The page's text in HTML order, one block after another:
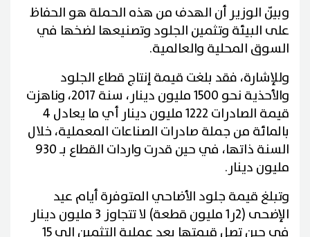
وبيّن الوزير أن الهدف من هذه الحملة هو الحفاظ
على البيئة وتثمين الجلود وتصنيعها لضخها في
السوق المحلية والعالمية.
وللإشارة، فقد بلغت قيمة إنتاج قطاع الجلود
والأحذية نحو 1500 مليون دينار، سنة 2017، وناهزت
قيمة الصادرات 1222 مليون دينار أي ما يعادل 4
بالمائة من جملة صادرات الصناعات المعملية، خلال
السنة ذاتها، في حين قدرت واردات القطاع بـ 930
مليون دينار.
وتبلغ قيمة جلود الأضاحي المتوفرة أيام عيد
الإضحى (2ر1 مليون قطعة) لا تتجاوز 3 مليون دينار
في حين تصل قيمتها بعد عملية التثمين إلى 15